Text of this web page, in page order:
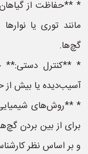
* **حفاظت از
مانند توری یا
گچ‌ها.
* **کنترل دستی:**
آسیب‌دیده یا بیش از
* **روش‌های
برای از بین بردن
و بر اساس نظر